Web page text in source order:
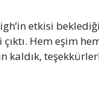
etkisi
Hem eşim
kaldık,